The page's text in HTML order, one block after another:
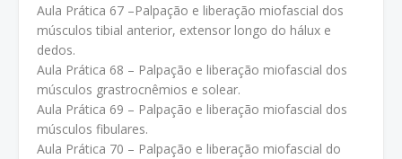
Aula Prática 67 –Palpação e liberação miofascial dos
músculos tibial anterior, extensor longo do hálux e
dedos.
Aula Prática 68 – Palpação e liberação miofascial dos
músculos grastrocnêmios e solear.
Aula Prática 69 – Palpação e liberação miofascial dos
músculos fibulares.
Aula Prática 70 – Palpação e liberação miofascial do